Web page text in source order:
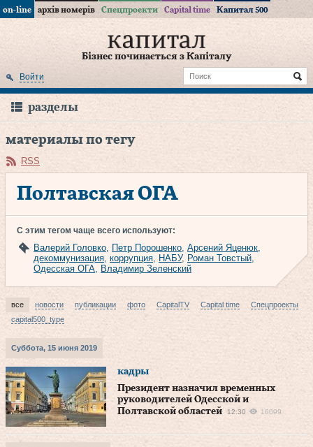
on-line архів номерів Спецпроекти Capital time Капитал 500
Бізнес починається з Капіталу
Войти
разделы
материалы по тегу
RSS
Полтавская ОГА
С этим тегом чаще всего используют:
Валерий Головко, Петр Порошенко, Арсений Яценюк,
декоммунизация, коррупция, НАБУ, Роман Товстый,
Одесская ОГА, Владимир Зеленский
все новости публикации фото CapitalTV Capital time
Спецпроекты
capital500_type
Суббота, 15 июня 2019
кадры
Президент назначил временных
руководителей Одесской и
Полтавской областей
12:30 16099